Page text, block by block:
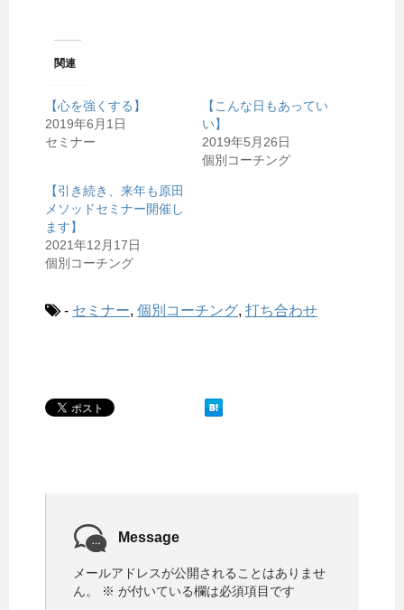
関連
【心を強くする】
2019年6月1日
セミナー
【こんな日もあってい
い】
2019年5月26日
個別コーチング
【引き続き、来年も原田
メソッドセミナー開催し
ます】
2021年12月17日
個別コーチング
- セミナー, 個別コーチング, 打ち合わせ
Message
メールアドレスが公開されることはありませ
ん。
※ が付いている欄は必須項目です